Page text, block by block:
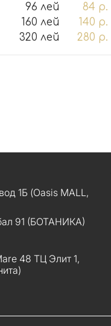
96 лей
84 р.
160 лей
140 р.
320 лей 280 р.
1Б (Oasis MALL,
91 (БОТАНИКА)
48 ТЦ Элит 1,